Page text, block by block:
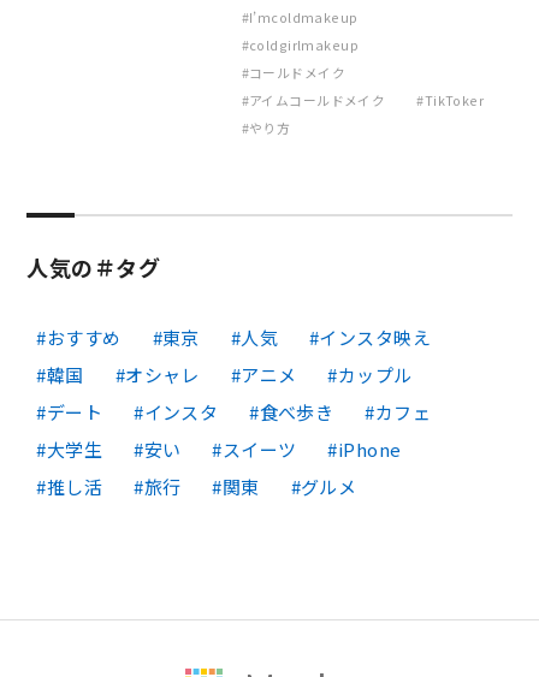
I’mcoldmakeup
coldgirlmakeup
コールドメイク
アイムコールドメイク
TikToker
やり方
人気の＃タグ
おすすめ 東京 人気
インスタ映え
韓国
オシャレ アニメ
カップル
デート
インスタ 食べ歩き
カフェ
大学生
安い スイーツ
iPhone
推し活
旅行 関東 グルメ